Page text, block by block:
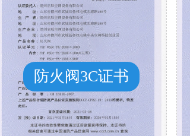
防火阀3C证书